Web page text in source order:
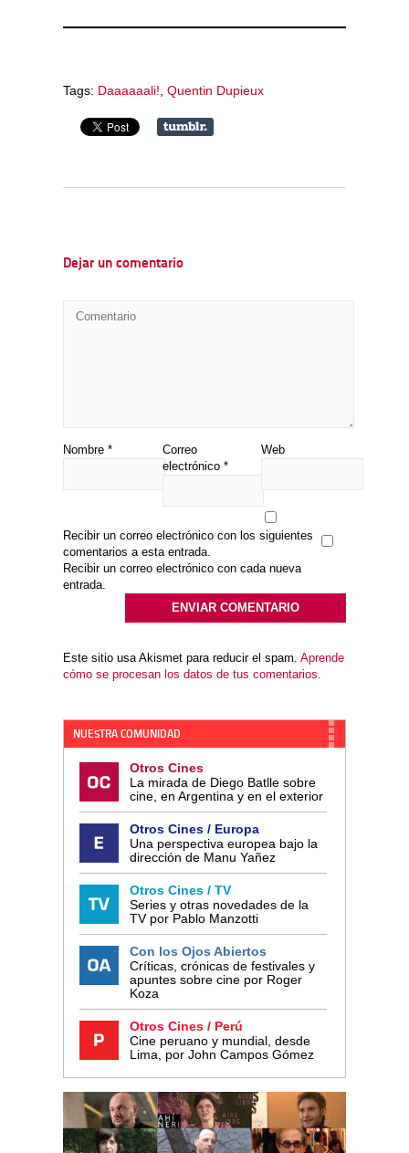
Tags: Daaaaaali! Quentin Dupieux
Dejar un comentario
Nombre *
Correo
electrónico *
Web
Recibir un correo electrónico con los siguientes
comentarios a esta entrada.
Recibir un correo electrónico con cada nueva
entrada.
Este sitio usa Akismet para reducir el spam. Aprende
cómo se procesan los datos de tus comentarios.
NUESTRA COMUNIDAD
Otros Cines
La mirada de Diego Batlle sobre
cine, en Argentina y en el exterior
Otros Cines / Europa
Una perspectiva europea bajo la
dirección de Manu Yañez
Otros Cines / TV
Series y otras novedades de la
TV por Pablo Manzotti
Con los Ojos Abiertos
Críticas, crónicas de festivales y
apuntes sobre cine por Roger
Koza
Otros Cines / Perú
Cine peruano y mundial, desde
Lima, por John Campos Gómez